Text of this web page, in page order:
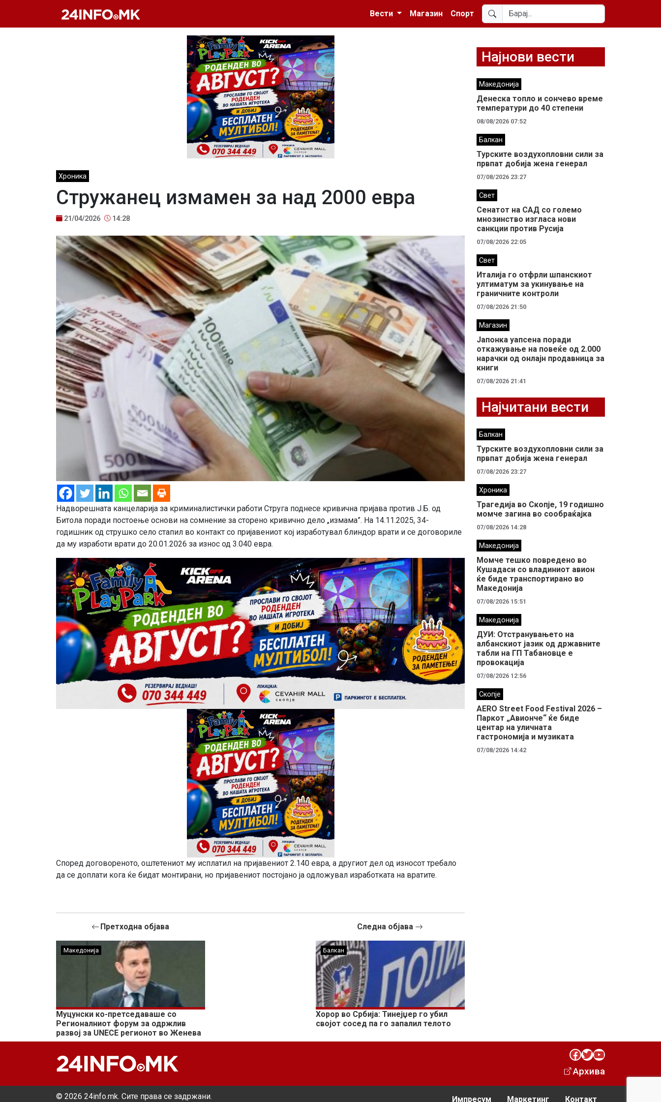
Вести
Магазин Спорт
Хроника
Стружанец измамен за над 2000 евра
21/04/2026 14:28
Надворешната канцеларија за криминалистички работи Струга поднесе кривична пријава против Ј.Б. од
Битола поради постоење основи на сомнение за сторено кривично дело „измама”. На 14.11.2025, 34-
годишник од струшко село стапил во контакт со пријавениот кој изработувал блиндор врати и се договориле
да му изработи врати до 20.01.2026 за износ од 3.040 евра.
Според договореното, оштетениот му исплатил на пријавениот 2.140 евра, а другиот дел од износот требало
да се доплати кога ќе бидат монтирани, но пријавениот постојано ја одложувал изработката на вратите.
Претходна објава
Македонија
Муцунски ко-претседаваше со
Регионалниот форум за одржлив
развој за UNECE регионот во Женева
Следна објава
Балкан
Хорор во Србија: Тинејџер го убил
својот сосед па го запалил телото
Најнови вести
Македонија
Денеска топло и сончево време
температури до 40 степени
08/08/2026 07:52
Балкан
Турските воздухопловни сили за
првпат добија жена генерал
07/08/2026 23:27
Свет
Сенатот на САД со големо
мнозинство изгласа нови
санкции против Русија
07/08/2026 22:05
Свет
Италија го отфрли шпанскиот
ултиматум за укинување на
граничните контроли
07/08/2026 21:50
Магазин
Јапонка уапсена поради
откажување на повеќе од 2.000
нарачки од онлајн продавница за
книги
07/08/2026 21:41
Најчитани вести
Балкан
Турските воздухопловни сили за
првпат добија жена генерал
07/08/2026 23:27
Хроника
Трагедија во Скопје, 19 годишно
момче загина во сообраќајка
07/08/2026 14:28
Македонија
Момче тешко повредено во
Кушадаси со владиниот авион
ќе биде транспортирано во
Македонија
07/08/2026 15:51
Македонија
ДУИ: Отстранувањето на
албанскиот јазик од државните
табли на ГП Табановце е
провокација
07/08/2026 12:56
Скопје
AERO Street Food Festival 2026 –
Паркот „Авионче“ ќе биде
центар на уличната
гастрономија и музиката
07/08/2026 14:42
Facebook Twitter YouTube
Архива
© 2026 24info.mk. Сите права се задржани. Импресум Маркетинг Контакт